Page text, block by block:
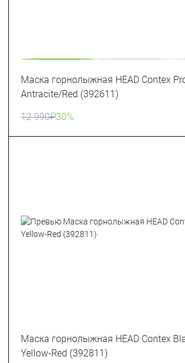
Маска горнолыжная HEAD Contex
Antracite/Red (392611)
12 990₽30%
Маска горнолыжная HEAD Contex
Yellow-Red (392811)